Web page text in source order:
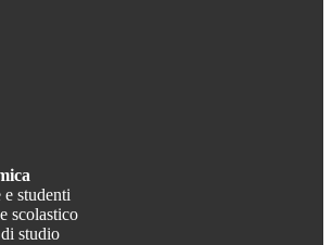
studenti
scolastico
studio